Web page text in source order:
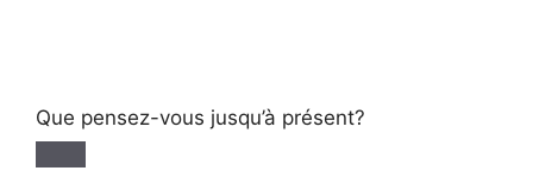
Que pensez-vous jusqu’à présent?